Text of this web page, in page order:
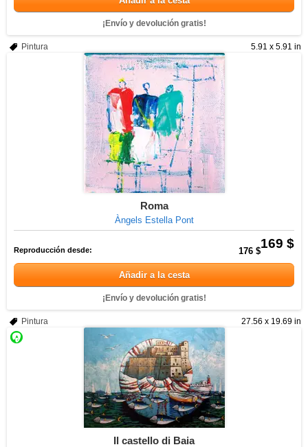
¡Envío y devolución gratis!
5.91 x 5.91 in
Pintura
Roma
Àngels Estella Pont
169 $
Reproducción desde: 176 $
Añadir a la cesta
¡Envío y devolución gratis!
27.56 x 19.69 in
Pintura
Il castello di Baia